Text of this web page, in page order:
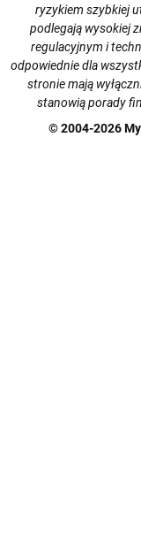
ryzykiem szybkiej
podlegają wysokiej
regulacyjnym i
odpowiednie dla
stronie mają
stanowią porady
© 2004-2026